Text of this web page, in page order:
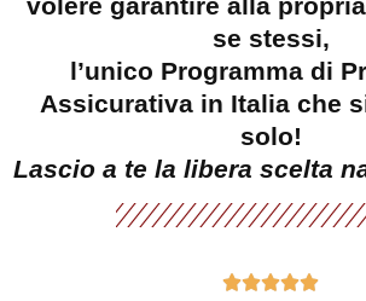
se stessi,
l’unico Programma di
Assicurativa in Italia che
solo!
Lascio a te la libera scelta
